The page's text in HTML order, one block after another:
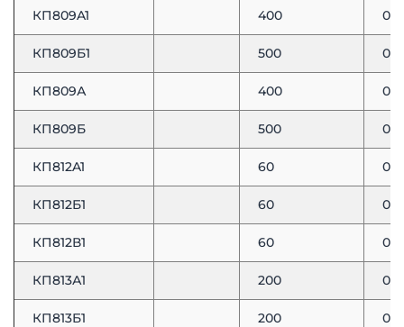
КП809A1 400 0,3
КП809Б1 500 0,6
КП809А 400 0,3
КП809Б 500 0,6
КП812A1 60
КП812Б1 60
КП812В1 60
КП813А1 200 0,12
КП813Б1 200